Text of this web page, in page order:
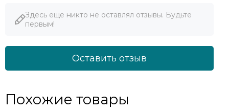
Здесь еще никто не оставлял отзывы. Будьте
первым!
Оставить отзыв
Похожие товары